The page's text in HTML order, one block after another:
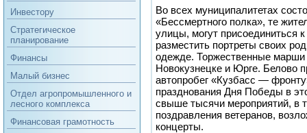
Инвестору
Стратегическое
планирование
Финансы
Малый бизнес
Отдел агропромышленного и
лесного комплекса
Финансовая грамотность
Во всех муниципалитетах
«Бессмертного полка», те
улицы, могут присоединиться
разместить портреты своих
одежде. Торжественные марши
Новокузнецке и Юрге. Белово
автопробег «Кузбасс —
празднования Дня Победы в
свыше тысячи мероприятий, в
поздравления ветеранов,
концерты.